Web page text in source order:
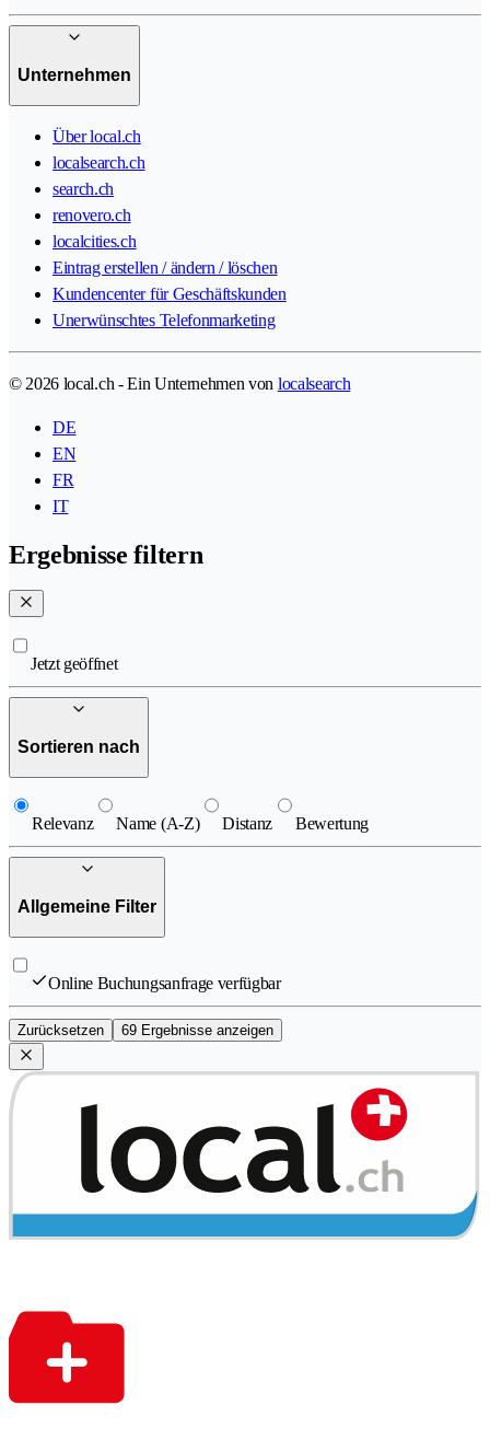
Unternehmen
Über local.ch
localsearch.ch
search.ch
renovero.ch
localcities.ch
Eintrag erstellen / ändern / löschen
Kundencenter für Geschäftskunden
Unerwünschtes Telefonmarketing
© 2026 local.ch - Ein Unternehmen von localsearch
DE
EN
FR
IT
Ergebnisse filtern
Jetzt geöffnet
Sortieren nach
Relevanz Name (A-Z) Distanz Bewertung
Allgemeine Filter
Online Buchungsanfrage verfügbar
Zurücksetzen 69 Ergebnisse anzeigen